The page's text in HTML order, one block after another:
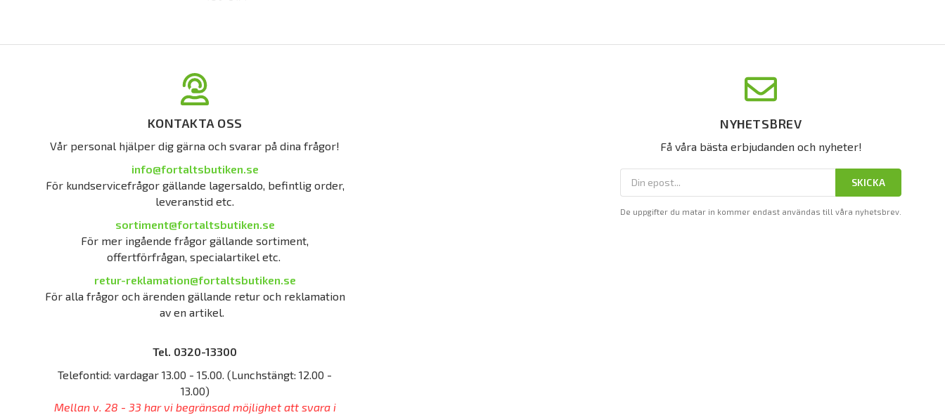
KONTAKTA OSS
Vår personal hjälper dig gärna och svarar på dina frågor!
info@fortaltsbutiken.se
För kundservicefrågor gällande lagersaldo, befintlig order,
leveranstid etc.
sortiment@fortaltsbutiken.se
För mer ingående frågor gällande sortiment,
offertförfrågan, specialartikel etc.
retur-reklamation@fortaltsbutiken.se
För alla frågor och ärenden gällande retur och reklamation
av en artikel.
Tel. 0320-13300
Telefontid: vardagar 13.00 - 15.00. (Lunchstängt: 12.00 -
13.00)
Mellan v. 28 - 33 har vi begränsad möjlighet att svara i
NYHETSBREV
Få våra bästa erbjudanden och nyheter!
SKICKA
De uppgifter du matar in kommer endast användas till våra nyhetsbrev.